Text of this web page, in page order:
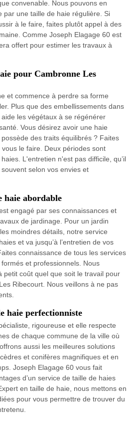
convenable. Nous pouvons en
par une taille de haie régulière. Si
à le faire, faites plutôt appel à des
Comme Joseph Elagage 60 est
offert pour estimer les travaux à
pour Cambronne Les
et commence à perdre sa forme
Plus que des embellissements dans
les végétaux à se régénérer
Vous désirez avoir une haie
des traits équilibrés ? Faites
le faire. Deux périodes sont
L'entretien n'est pas difficile, qu’il
selon vos envies et
abordable
engagé par ses connaissances et
de jardinage. Pour un jardin
moindres détails, notre service
et va jusqu’à l’entretien de vos
connaissance de tous les services
et professionnels. Nous
petit coût quel que soit le travail pour
Ribecourt. Nous veillons à ne pas
haie perfectionniste
rigoureuse et elle respecte
de chaque commune de la ville où
aussi les meilleures solutions
et conifères magnifiques et en
Joseph Elagage 60 vous fait
d’un service de taille de haies
en taille de haie, nous mettons en
pour vous permettre de trouver du